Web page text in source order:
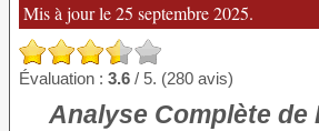
Mis à jour le 25 septembre 2025.
Évaluation : 3.6 / 5. (280 avis)
Analyse Complète de